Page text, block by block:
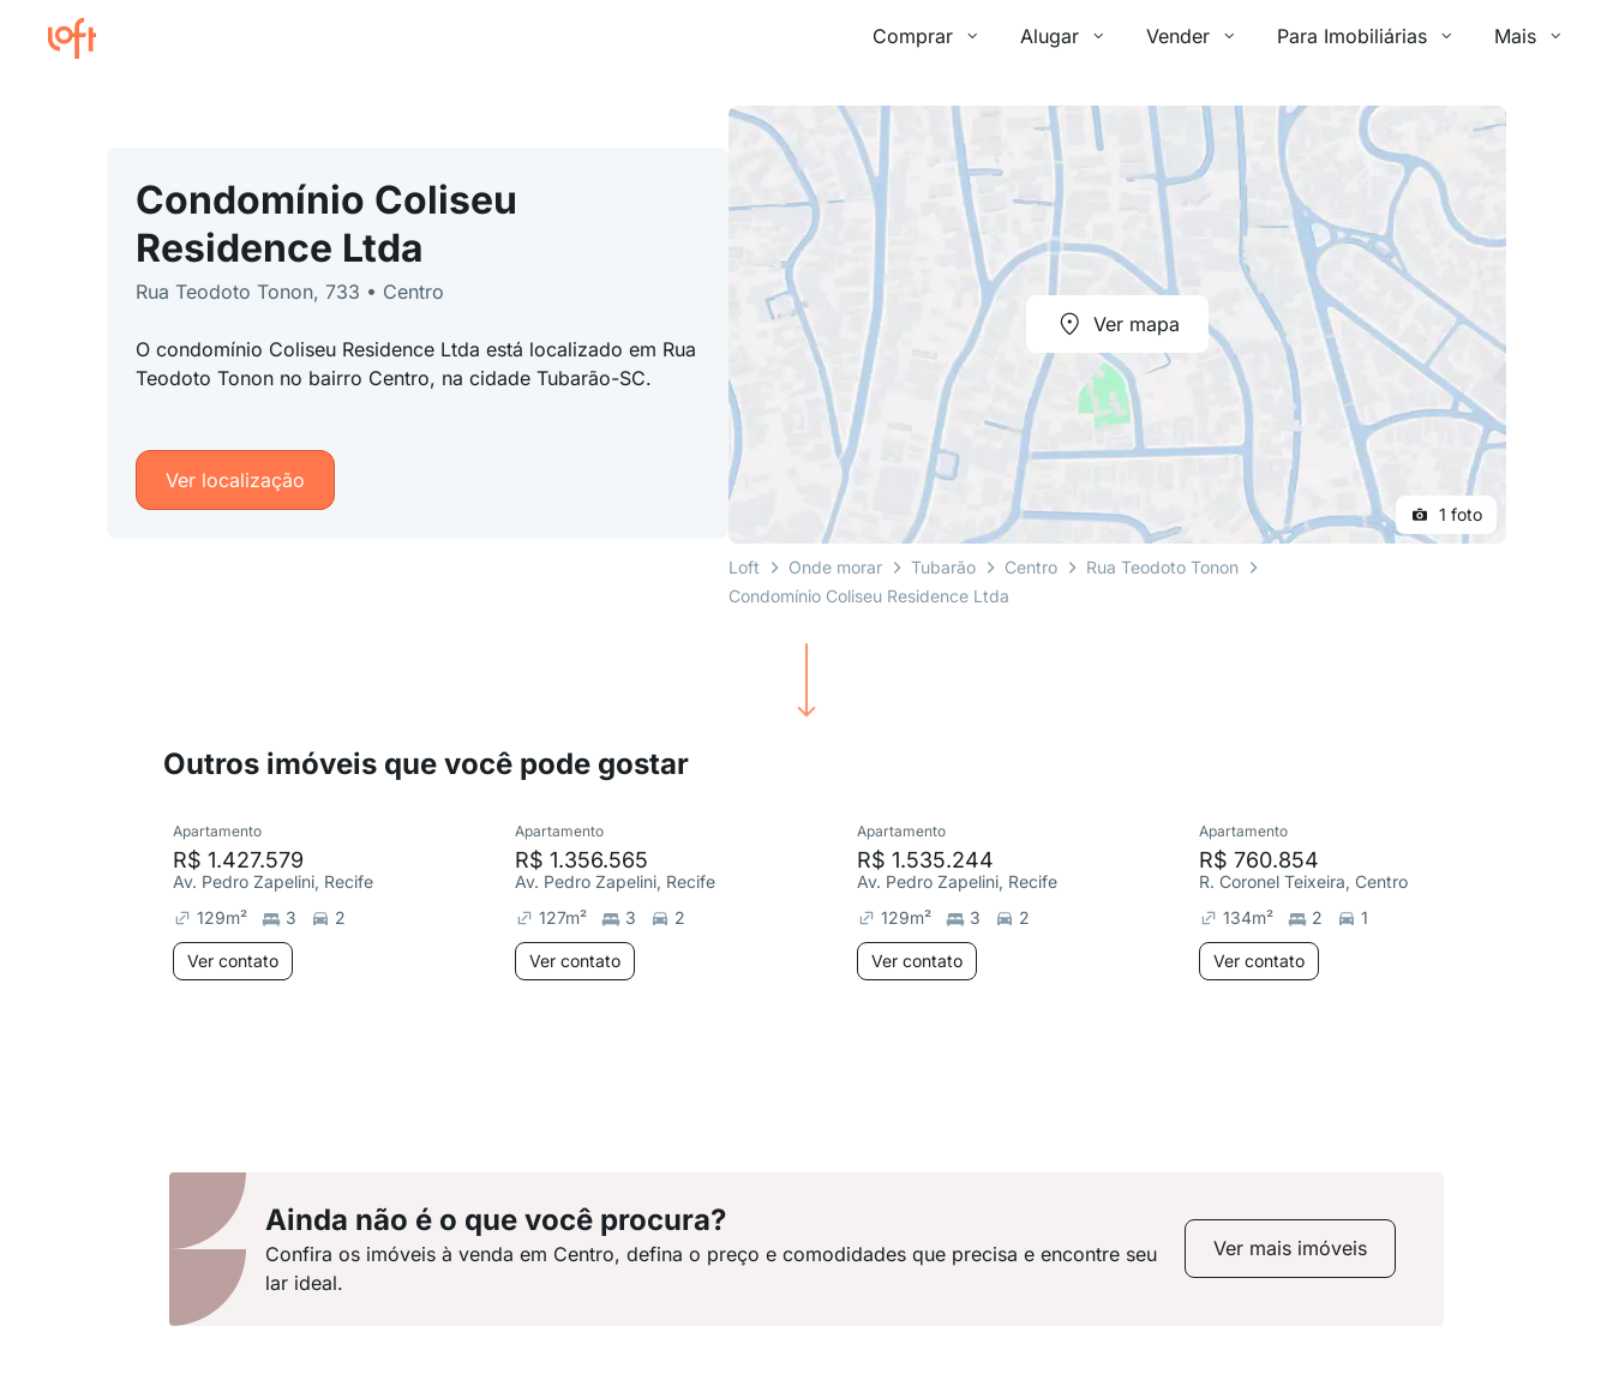
Comprar Alugar Vender Para Imobiliárias Mais
Condomínio Coliseu
Residence Ltda
Rua Teodoto Tonon, 733 • Centro
O condomínio Coliseu Residence Ltda está localizado em Rua
Teodoto Tonon no bairro Centro, na cidade Tubarão-SC.
Ver localização
Ver mapa
1 foto
Loft Onde morar Tubarão Centro
Rua Teodoto Tonon
Condomínio Coliseu Residence Ltda
Outros imóveis que você pode gostar
Apartamento
R$ 1.427.579
Av. Pedro Zapelini, Recife
129m² 3 2
Ver contato
Apartamento
R$ 1.356.565
Av. Pedro Zapelini, Recife
127m² 3 2
Ver contato
Apartamento
R$ 1.535.244
Av. Pedro Zapelini, Recife
129m² 3 2
Ver contato
Apartamento
R$ 760.854
R. Coronel Teixeira, Centro
134m² 2 1
Ver contato
Ainda não é o que você procura?
Confira os imóveis à venda em Centro, defina o preço e comodidades que precisa e encontre seu
lar ideal.
Ver mais imóveis